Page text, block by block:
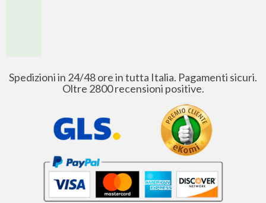
Spedizioni in 24/48 ore in tutta Italia. Pagamenti sicuri.
Oltre 2800 recensioni positive.